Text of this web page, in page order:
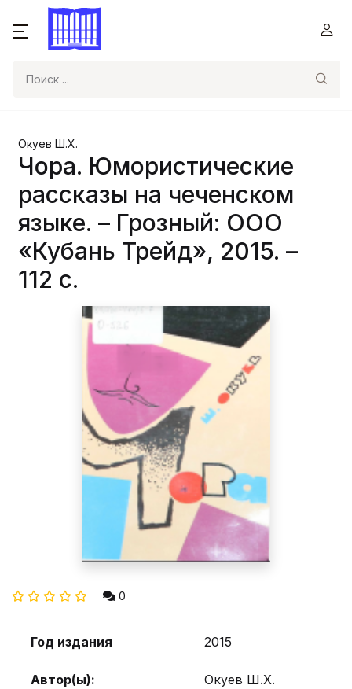
Окуев Ш.Х.
Чора. Юмористические
рассказы на чеченском
языке. – Грозный: ООО
«Кубань Трейд», 2015. –
112 с.
0
Год издания 2015
Автор(ы): Окуев Ш.Х.